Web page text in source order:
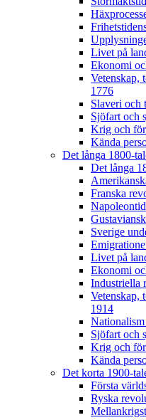
Livet på
Ekonomi
Vetenskap,
1776
Slaveri och
Sjöfart och
Krig och
Kända
Det långa 1800-
Det långa
Franska
Sverige
Livet på
Ekonomi
Industriella
Vetenskap,
1914
Sjöfart och
Krig och
Kända
Det korta 1900-
Första
Ryska